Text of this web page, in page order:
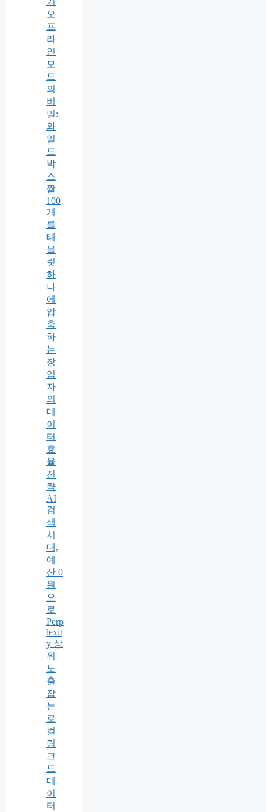
오
프
라
인
모
드
의
비
밀:
와
일
드
박
스
짤
100
개
를
태
블
릿
하
나
에
압
축
하
는
창
업
자
의
데
이
터
효
율
전
략
AI
검
색
시
대,
예
산 0
원
으
로
Perp
lexit
y 상
위
노
출
잡
는
로
컬
링
크
드
데
이
터